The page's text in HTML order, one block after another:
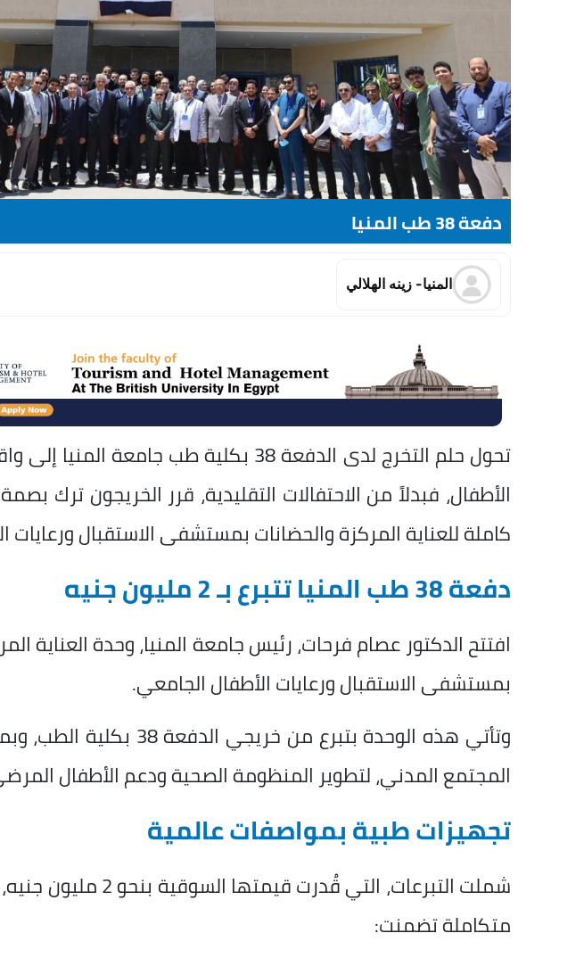
دفعة 38 طب المنيا
المنيا- زينه الهلالي
تحول حلم التخرج لدى الدفعة 38 بكلية طب
الأطفال، فبدلاً من الاحتفالات التقليدية، قرر الخريجون ترك
كاملة للعناية المركزة والحضانات بمستشفى الاستقبال ورعايات
دفعة 38 طب المنيا تتبرع بـ 2 مليون جنيه
افتتح الدكتور عصام فرحات، رئيس جامعة المنيا، وحدة العناية
بمستشفى الاستقبال ورعايات الأطفال الجامعي.
وتأتي هذه الوحدة بتبرع من
المجتمع المدني، لتطوير المنظومة الصحية ودعم الأطفال
​تجهيزات طبية بمواصفات عالمية
​شملت التبرعات، التي قُدرت
متكاملة تضمنت: